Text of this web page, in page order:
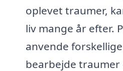
oplevet traumer,
liv mange år efter.
anvende
bearbejde